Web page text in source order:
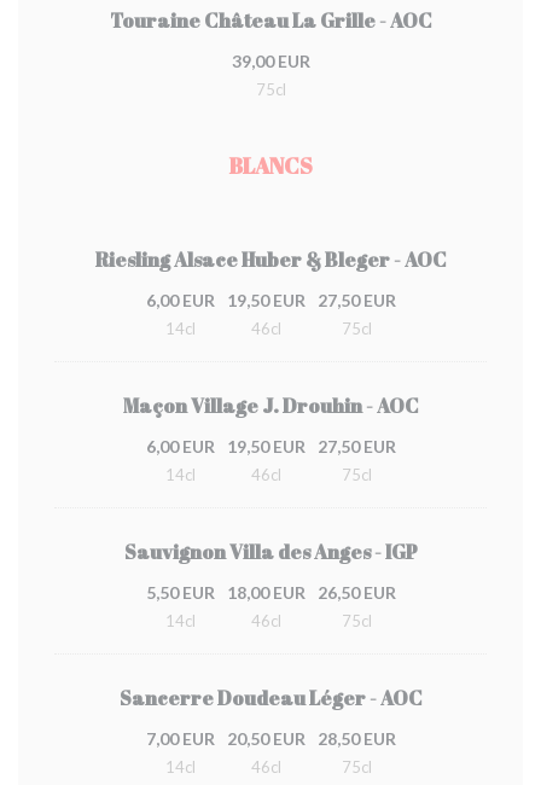
Touraine Château La Grille - AOC
39,00 EUR
75cl
BLANCS
Riesling Alsace Huber & Bleger - AOC
6,00 EUR
14cl
19,50 EUR
46cl
27,50 EUR
75cl
Maçon Village J. Drouhin - AOC
6,00 EUR
14cl
19,50 EUR
46cl
27,50 EUR
75cl
Sauvignon Villa des Anges - IGP
5,50 EUR
14cl
18,00 EUR
46cl
26,50 EUR
75cl
Sancerre Doudeau Léger - AOC
7,00 EUR
14cl
20,50 EUR
46cl
28,50 EUR
75cl